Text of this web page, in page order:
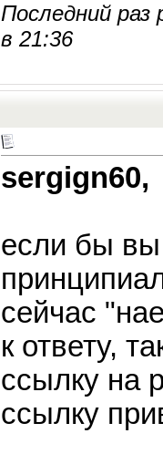
Последний раз
в 21:36
sergign60,
если бы
сейчас
к ответу,
ссылку на
ссылку